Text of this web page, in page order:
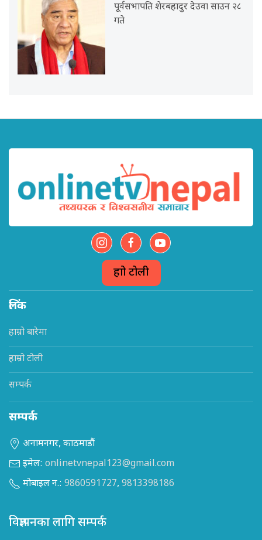
पूर्वसभापति शेरबहादुर देउवा साउन २८
गते
हाम्रो टोली
लिंक
हाम्रो बारेमा
हाम्रो टोली
सम्पर्क
सम्पर्क
अनामनगर, काठमाडौं
इमेल: onlinetvnepal123@gmail.com
मोबाइल न.: 9860591727, 9813398186
विज्ञापनका लागि सम्पर्क